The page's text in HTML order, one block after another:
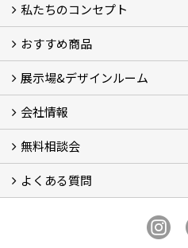
施工事例
お客様の声 (46)
私たちのコンセプト
コンセプト
完成までの流れ
お庭のメンテナンスについて
おすすめ商品
オリジナル帆布のサイクルポー
NEW スマートサイクルポート
おしゃれな物置 (8)
門扉 (6)
ウッドフェンス (16)
アイアンの商品 (6)
ガーデニング雑貨 (3)
ガーデン書&ガーデンアート
こだわりのオリジナル商品 一覧
おすすめの植物 (29)
箱庭ガーデン
ポット苗
展示場&デザインルーム
展示場&デザインルーム
会社情報
会社概要
スタッフ紹介 (11)
ブログ
コラム
アクセス
求人募集
無料相談会
無料相談会
よくある質問
アフターサービス・アフター